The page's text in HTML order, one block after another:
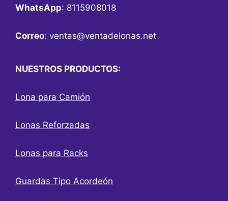
WhatsApp: 8115908018
Correo: ventas@ventadelonas.net
NUESTROS PRODUCTOS:
Lona para Camión
Lonas Reforzadas
Lonas para Racks
Guardas Tipo Acordeón